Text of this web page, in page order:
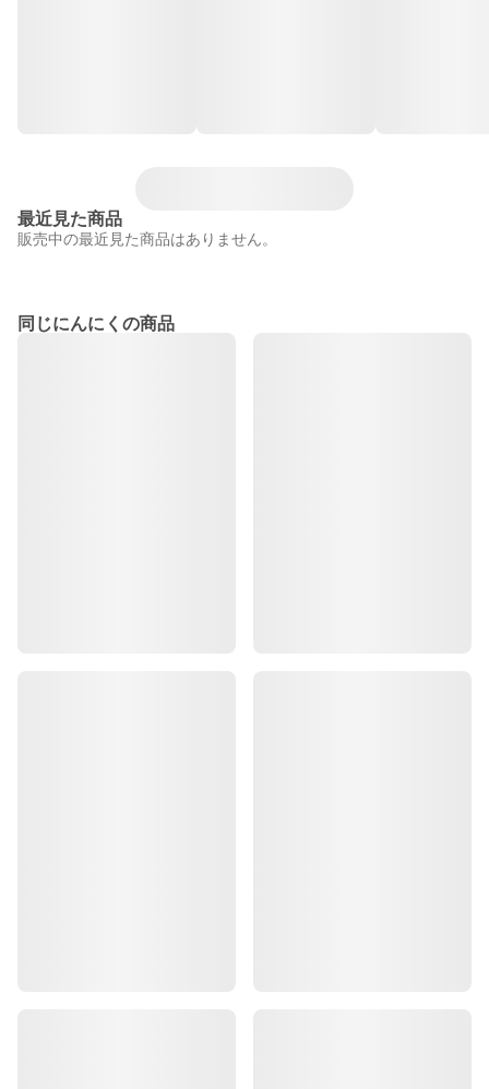
最近見た商品
販売中の最近見た商品はありません。
同じにんにくの商品